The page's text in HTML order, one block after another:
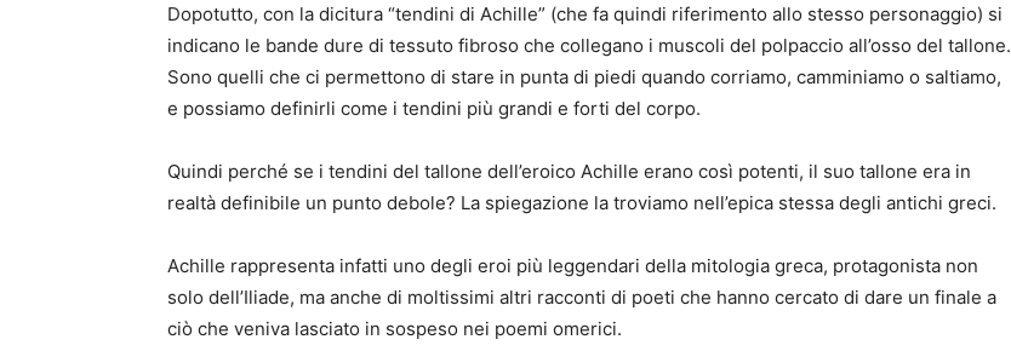
Dopotutto, con la dicitura “tendini di Achille” (che fa quindi riferimento allo stesso personaggio) si
indicano le bande dure di tessuto fibroso che collegano i muscoli del polpaccio all’osso del tallone.
Sono quelli che ci permettono di stare in punta di piedi quando corriamo, camminiamo o saltiamo,
e possiamo definirli come i tendini più grandi e forti del corpo.
Quindi perché se i tendini del tallone dell’eroico Achille erano così potenti, il suo tallone era in
realtà definibile un punto debole? La spiegazione la troviamo nell’epica stessa degli antichi greci.
Achille rappresenta infatti uno degli eroi più leggendari della mitologia greca, protagonista non
solo dell’Iliade, ma anche di moltissimi altri racconti di poeti che hanno cercato di dare un finale a
ciò che veniva lasciato in sospeso nei poemi omerici.